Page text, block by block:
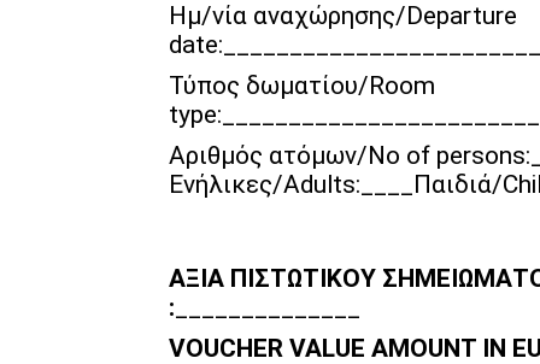
Ημ/νία αναχώρησης/Departure
Τύπος δωματίου/Room
Αριθμός ατόμων/No of
Ενήλικες/Adults:____Παιδιά/
ΑΞΙΑ ΠΙΣΤΩΤΙΚΟΥ
:
VOUCHER VALUE AMOUNT